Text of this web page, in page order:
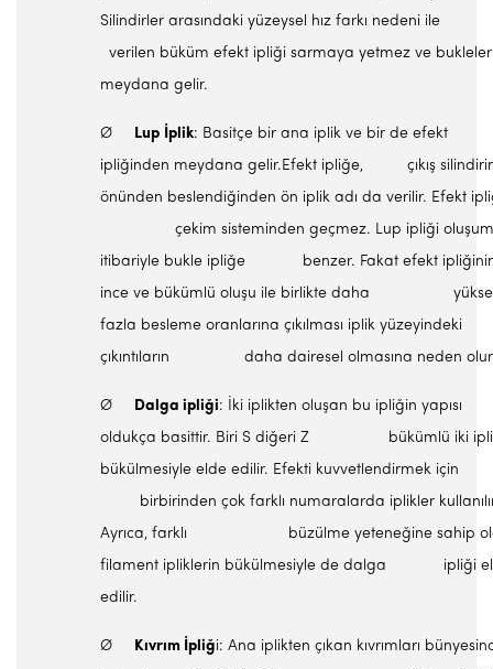
Silindirler arasındaki yüzeysel hız farkı
verilen büküm efekt ipliği sarmaya yetmez ve bukleler
meydana gelir.
Ø Lup İplik: Basitçe bir ana iplik ve bir de efekt
ipliğinden meydana gelir.Efekt ipliğe, çıkış
önünden beslendiğinden ön iplik adı da verilir. Efekt
çekim sisteminden geçmez. Lup ipliği oluşum
itibariyle bukle ipliğe benzer. Fakat efekt
ince ve bükümlü oluşu ile birlikte daha
fazla besleme oranlarına çıkılması iplik yüzeyindeki
çıkıntıların daha dairesel olmasına neden
Ø Dalga ipliği: İki iplikten oluşan bu ipliğin yapısı
oldukça basittir. Biri S diğeri Z bükümlü iki
bükülmesiyle elde edilir. Efekti kuvvetlendirmek için
birbirinden çok farklı numaralarda iplikler
Ayrıca, farklı büzülme yeteneğine sahip
filament ipliklerin bükülmesiyle de dalga ipliği
edilir.
Ø Kıvrım İpliği: Ana iplikten çıkan kıvrımları